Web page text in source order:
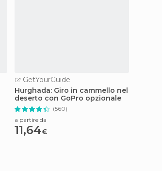
GetYourGuide
Hurghada: Giro in cammello nel
deserto con GoPro opzionale
(560)
a partire da
11,64€